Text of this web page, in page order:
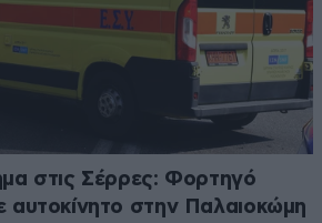
στις Σέρρες: Φορτηγό
αυτοκίνητο στην Παλαιοκώμη